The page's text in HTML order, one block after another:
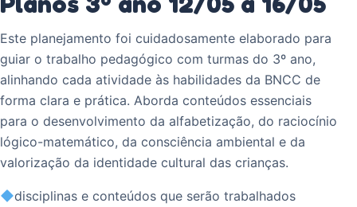
Este planejamento foi cuidadosamente elaborado para
guiar o trabalho pedagógico com turmas do 3º ano,
alinhando cada atividade às habilidades da BNCC de
forma clara e prática. Aborda conteúdos essenciais
para o desenvolvimento da alfabetização, do raciocínio
lógico-matemático, da consciência ambiental e da
valorização da identidade cultural das crianças.
disciplinas e conteúdos que serão trabalhados